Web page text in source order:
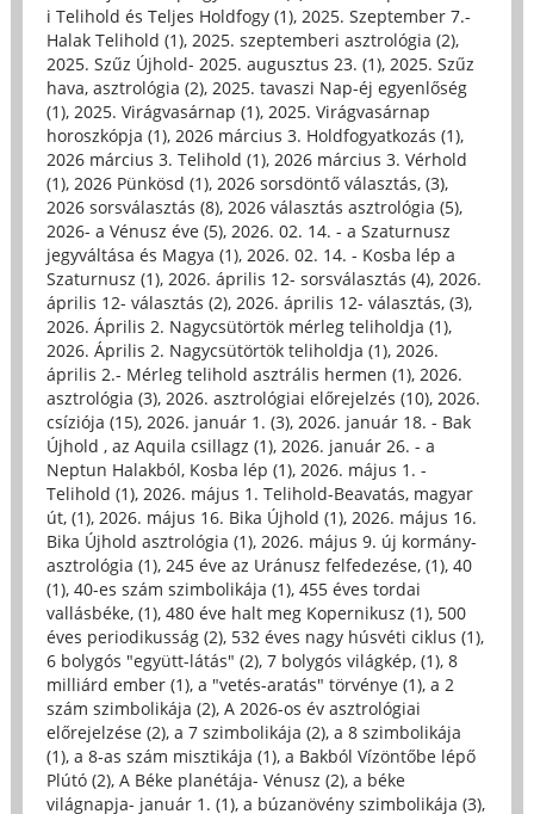
i Telihold és Teljes Holdfogy (1), 2025. Szeptember 7.-
Halak Telihold (1), 2025. szeptemberi asztrológia (2),
2025. Szűz Újhold- 2025. augusztus 23. (1), 2025. Szűz
hava, asztrológia (2), 2025. tavaszi Nap-éj egyenlőség
(1), 2025. Virágvasárnap (1), 2025. Virágvasárnap
horoszkópja (1), 2026 március 3. Holdfogyatkozás (1),
2026 március 3. Telihold (1), 2026 március 3. Vérhold
(1), 2026 Pünkösd (1), 2026 sorsdöntő választás, (3),
2026 sorsválasztás (8), 2026 választás asztrológia (5),
2026- a Vénusz éve (5), 2026. 02. 14. - a Szaturnusz
jegyváltása és Magya (1), 2026. 02. 14. - Kosba lép a
Szaturnusz (1), 2026. április 12- sorsválasztás (4), 2026.
április 12- választás (2), 2026. április 12- választás, (3),
2026. Április 2. Nagycsütörtök mérleg teliholdja (1),
2026. Április 2. Nagycsütörtök teliholdja (1), 2026.
április 2.- Mérleg telihold asztrális hermen (1), 2026.
asztrológia (3), 2026. asztrológiai előrejelzés (10), 2026.
csíziója (15), 2026. január 1. (3), 2026. január 18. - Bak
Újhold , az Aquila csillagz (1), 2026. január 26. - a
Neptun Halakból, Kosba lép (1), 2026. május 1. -
Telihold (1), 2026. május 1. Telihold-Beavatás, magyar
út, (1), 2026. május 16. Bika Újhold (1), 2026. május 16.
Bika Újhold asztrológia (1), 2026. május 9. új kormány-
asztrológia (1), 245 éve az Uránusz felfedezése, (1), 40
(1), 40-es szám szimbolikája (1), 455 éves tordai
vallásbéke, (1), 480 éve halt meg Kopernikusz (1), 500
éves periodikusság (2), 532 éves nagy húsvéti ciklus (1),
6 bolygós "együtt-látás" (2), 7 bolygós világkép, (1), 8
milliárd ember (1), a "vetés-aratás" törvénye (1), a 2
szám szimbolikája (2), A 2026-os év asztrológiai
előrejelzése (2), a 7 szimbolikája (2), a 8 szimbolikája
(1), a 8-as szám misztikája (1), a Bakból Vízöntőbe lépő
Plútó (2), A Béke planétája- Vénusz (2), a béke
világnapja- január 1. (1), a búzanövény szimbolikája (3),